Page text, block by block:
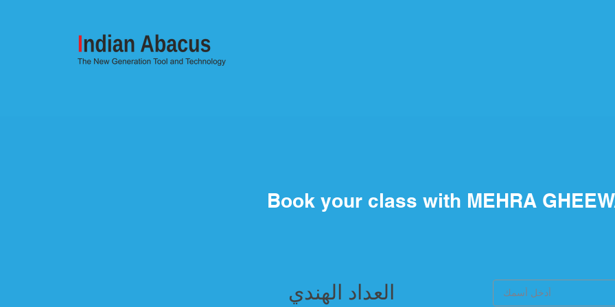
Book your class with MEHRA
العداد الهندي